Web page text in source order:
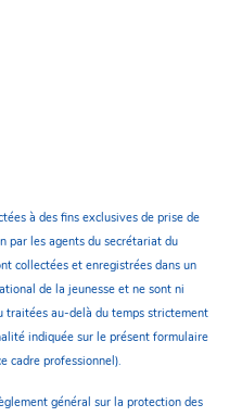
à des fins exclusives de prise de
par les agents du secrétariat du
collectées et enregistrées dans un
de la jeunesse et ne sont ni
traitées au-delà du temps strictement
indiquée sur le présent formulaire
cadre professionnel).
général sur la protection des